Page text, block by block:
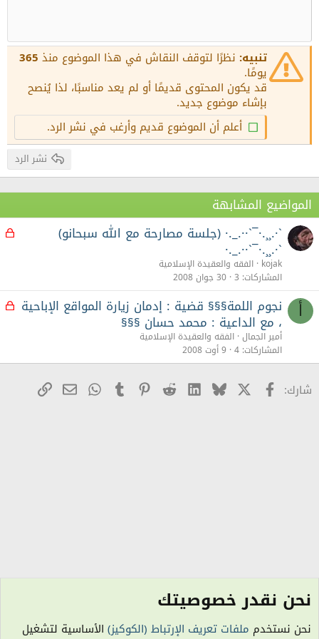
15
18
22
26
Georgia
Times New Roman
Trebuchet MS
Verdana
Justify text
عنوان 2
عنوان 3 تنبيه: نظرًا لتوقف النقاش في هذا الموضوع منذ 365
يومًا.
قد يكون المحتوى قديمًا أو لم يعد مناسبًا، لذا يُنصح
بإشاء موضوع جديد.
أعلم أن الموضوع قديم وأرغب في نشر الرد.
نشر الرد
المواضيع المشابهة
م `·.¸¸.·¯`··._.· (جلسة مصارحة مع الله سبحانو)
`·.¸¸.·¯`··._.·
kojak الفقه والعقيدة الإسلامية
المشاركات 3 30 جوان 2008
أ م نجوم اللمة§§§ قضية : إدمان زيارة المواقع الإباحية
، مع الداعية : محمد حسان §§§
أمير الجمال الفقه والعقيدة الإسلامية
المشاركات 4 9 أوت 2008
شارك: Facebook
X
Bluesky
LinkedIn
Reddit
Pinterest
Tumblr
WhatsApp
البريدرابط
الفقه والعقيدة الإسلامية
نحن نقدر خصوصيتك
نحن نستخدم ملفات تعريف الإرتباط (الكوكيز) الأساسية لتشغيل